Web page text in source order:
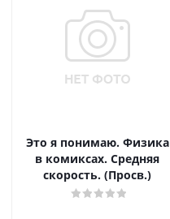
Это я понимаю. Физика
в комиксах. Средняя
скорость. (Просв.)